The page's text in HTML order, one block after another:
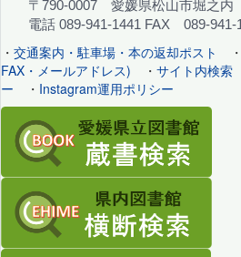
〒790-0007 愛媛県松山市堀之内
電話 089-941-1441 FAX 089-941-
・ 交通案内・駐車場・本の返却ポスト ・
FAX・メールアドレス) ・ サイト内検索
ー ・ Instagram運用ポリシー